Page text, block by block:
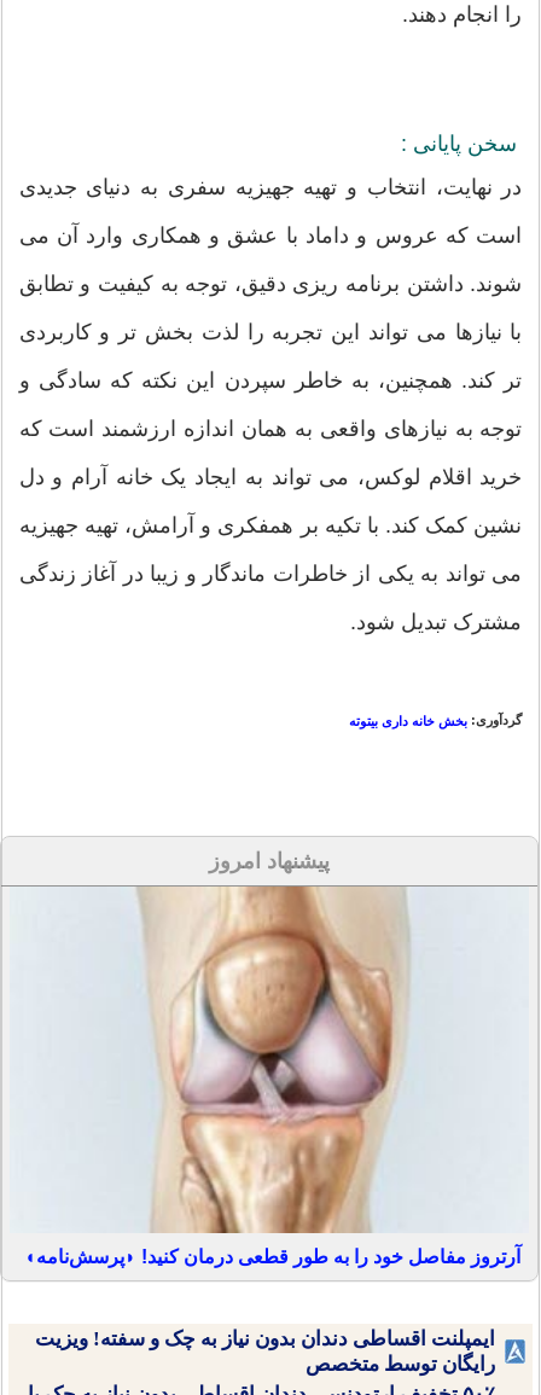
را انجام دهند.
سخن پایانی :
در نهایت، انتخاب و تهیه جهیزیه سفری به دنیای جدیدی
است که عروس و داماد با عشق و همکاری وارد آن می
شوند. داشتن برنامه ریزی دقیق، توجه به کیفیت و تطابق
با نیازها می تواند این تجربه را لذت بخش تر و کاربردی
تر کند. همچنین، به خاطر سپردن این نکته که سادگی و
توجه به نیازهای واقعی به همان اندازه ارزشمند است که
خرید اقلام لوکس، می تواند به ایجاد یک خانه آرام و دل
نشین کمک کند. با تکیه بر همفکری و آرامش، تهیه جهیزیه
می تواند به یکی از خاطرات ماندگار و زیبا در آغاز زندگی
مشترک تبدیل شود.
گردآوری: بخش خانه داری بیتوته
پیشنهاد امروز
آرتروز مفاصل خود را به طور قطعی درمان کنید! ◗پرسش‌نامه◖
ایمپلنت اقساطی دندان بدون نیاز به چک و سفته! ویزیت
رایگان توسط متخصص